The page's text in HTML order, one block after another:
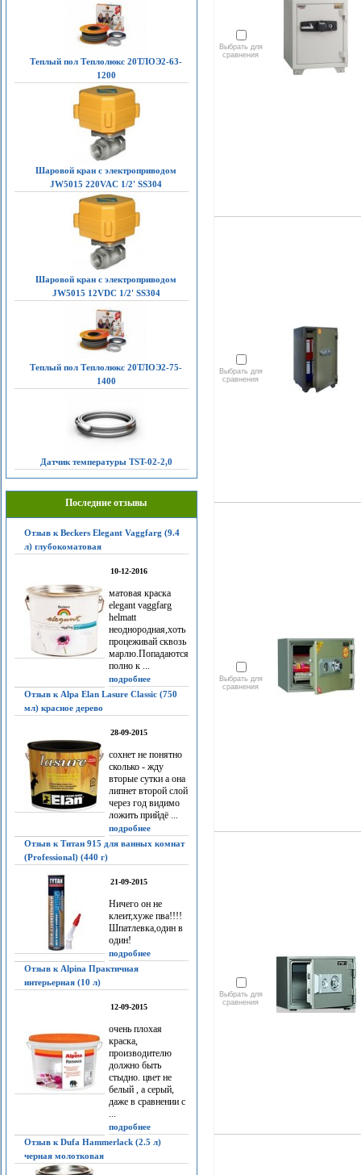
Теплый пол Теплолюкс 20ТЛОЭ2-63-
1200
Шаровой кран с электроприводом
JW5015 220VAC 1/2' SS304
Шаровой кран с электроприводом
JW5015 12VDC 1/2' SS304
Теплый пол Теплолюкс 20ТЛОЭ2-75-
1400
Датчик температуры TST-02-2,0
Последние отзывы
Отзыв к Beckers Elegant Vaggfarg (9.4
л) глубокоматовая
10-12-2016
матовая краска
elegant vaggfarg
helmatt
неоднородная,хоть
процеживай сквозь
марлю.Попадаются
полно к ...
подробнее
Отзыв к Alpa Elan Lasure Classic (750
мл) красное дерево
28-09-2015
сохнет не понятно
сколько - жду
вторые сутки а она
липнет второй слой
через год видимо
ложить прийдё ...
подробнее
Отзыв к Титан 915 для ванных комнат
(Professional) (440 г)
21-09-2015
Ничего он не
клеит,хуже пва!!!!
Шпатлевка,один в
один!
подробнее
Отзыв к Alpina Практичная
интерьерная (10 л)
12-09-2015
очень плохая
краска,
производителю
должно быть
стыдно. цвет не
белый , а серый,
даже в сравнении с
...
подробнее
Отзыв к Dufa Hammerlack (2.5 л)
черная молотковая
Выбрать для
сравнения
Выбрать для
сравнения
Выбрать для
сравнения
Выбрать для
сравнения